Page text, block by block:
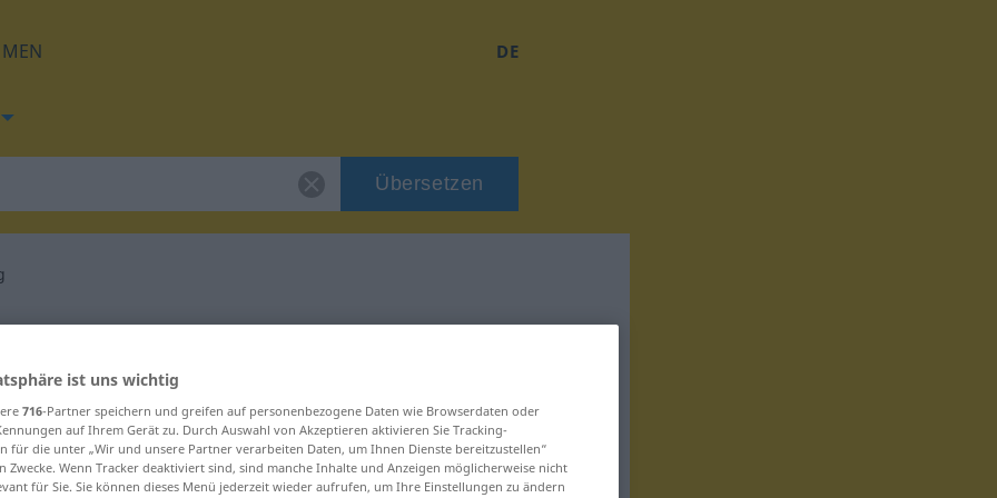
DE
Übersetzen
für "unschuldig"
ist uns wichtig
716-Partner speichern und greifen auf personenbezogene Daten wie Browserdaten oder
auf Ihrem Gerät zu. Durch Auswahl von Akzeptieren aktivieren Sie Tracking-
für die unter „Wir und unsere Partner verarbeiten Daten, um Ihnen Dienste bereitzustellen“
Zwecke. Wenn Tracker deaktiviert sind, sind manche Inhalte und Anzeigen möglicherweise nicht
für Sie. Sie können dieses Menü jederzeit wieder aufrufen, um Ihre Einstellungen zu ändern